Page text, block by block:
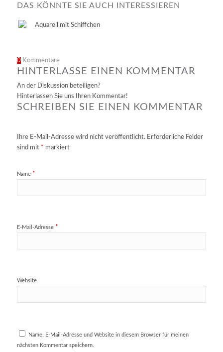
DAS KÖNNTE SIE AUCH INTERESSIEREN
0 Kommentare
HINTERLASSE EINEN KOMMENTAR
An der Diskussion beteiligen?
Hinterlassen Sie uns Ihren Kommentar!
SCHREIBEN SIE EINEN KOMMENTAR
Ihre E-Mail-Adresse wird nicht veröffentlicht. Erforderliche Felder
sind mit * markiert
Name *
E-Mail-Adresse *
Website
Name, E-Mail-Adresse und Website in diesem Browser für meinen
nächsten Kommentar speichern.